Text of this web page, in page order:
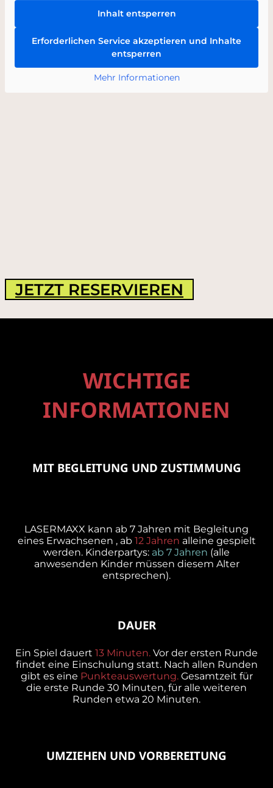
Inhalt entsperren
Erforderlichen Service akzeptieren und Inhalte
entsperren
Mehr Informationen
JETZT RESERVIEREN
WICHTIGE
INFORMATIONEN
MIT BEGLEITUNG UND ZUSTIMMUNG
LASERMAXX kann ab 7 Jahren mit Begleitung
eines Erwachsenen , ab 12 Jahren alleine gespielt
werden. Kinderpartys: ab 7 Jahren (alle
anwesenden Kinder müssen diesem Alter
entsprechen).
DAUER
Ein Spiel dauert 13 Minuten. Vor der ersten Runde
findet eine Einschulung statt. Nach allen Runden
gibt es eine Punkteauswertung. Gesamtzeit für
die erste Runde 30 Minuten, für alle weiteren
Runden etwa 20 Minuten.
UMZIEHEN UND VORBEREITUNG